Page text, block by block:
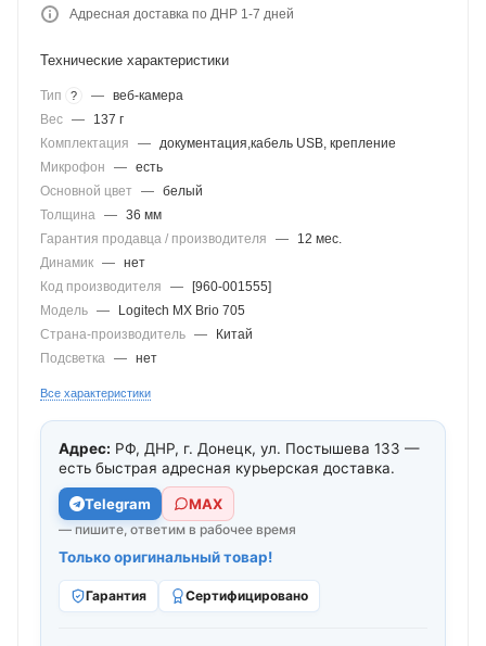
Адресная доставка по ДНР 1-7 дней
Технические характеристики
Тип ? — веб-камера
Вес —
137 г
Комплектация
— документация,кабель USB, крепление
Микрофон
— есть
Основной цвет
— белый
Толщина — 36 мм
Гарантия продавца / производителя
—
12 мес.
Динамик — нет
Код производителя
—
[960-001555]
Модель —
Logitech MX Brio 705
Страна-производитель —
Китай
Подсветка — нет
Все характеристики
Адрес: РФ, ДНР, г. Донецк, ул. Постышева 133 —
есть быстрая адресная курьерская доставка.
Telegram МАХ
— пишите, ответим в рабочее время
Только оригинальный товар!
Гарантия Сертифицировано